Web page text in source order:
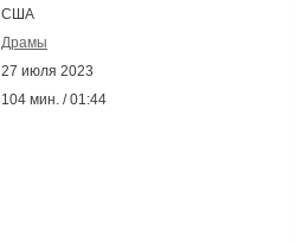
США
Драмы
27 июля 2023
104 мин. / 01:44